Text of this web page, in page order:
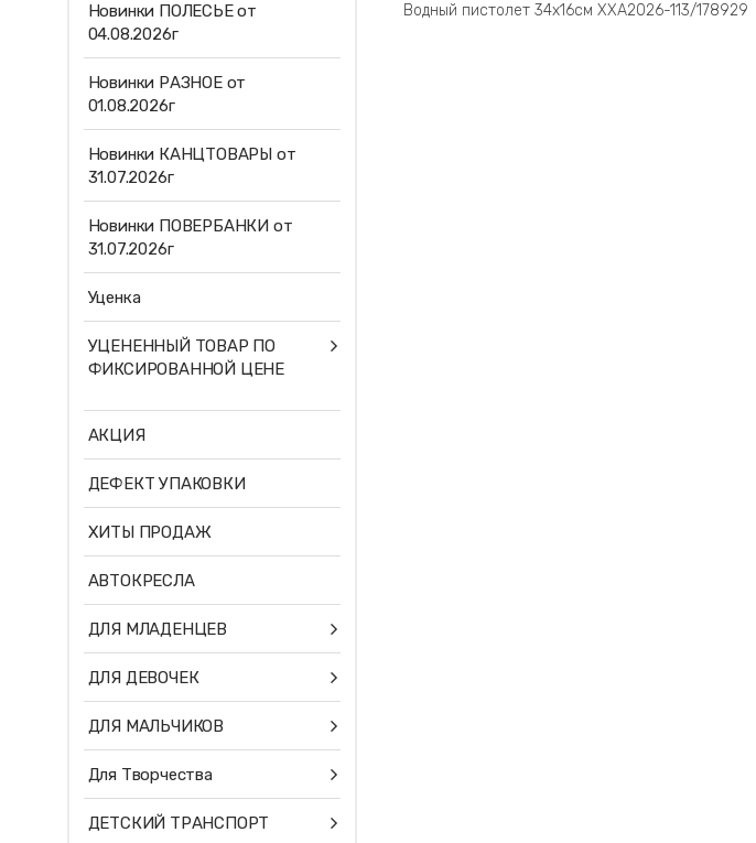
Водный пистолет 34х16см ХХА2026-113/178929
Новинки ПОЛЕСЬЕ от
04.08.2026г
Новинки РАЗНОЕ от
01.08.2026г
Новинки КАНЦТОВАРЫ от
31.07.2026г
Новинки ПОВЕРБАНКИ от
31.07.2026г
Уценка
УЦЕНЕННЫЙ ТОВАР ПО
ФИКСИРОВАННОЙ ЦЕНЕ
АКЦИЯ
ДЕФЕКТ УПАКОВКИ
ХИТЫ ПРОДАЖ
АВТОКРЕСЛА
ДЛЯ МЛАДЕНЦЕВ
ДЛЯ ДЕВОЧЕК
ДЛЯ МАЛЬЧИКОВ
Для Творчества
ДЕТСКИЙ ТРАНСПОРТ